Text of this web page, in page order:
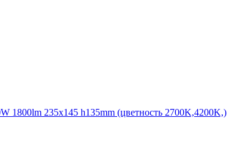
235x145 h135mm (цветность 2700K,4200K,)